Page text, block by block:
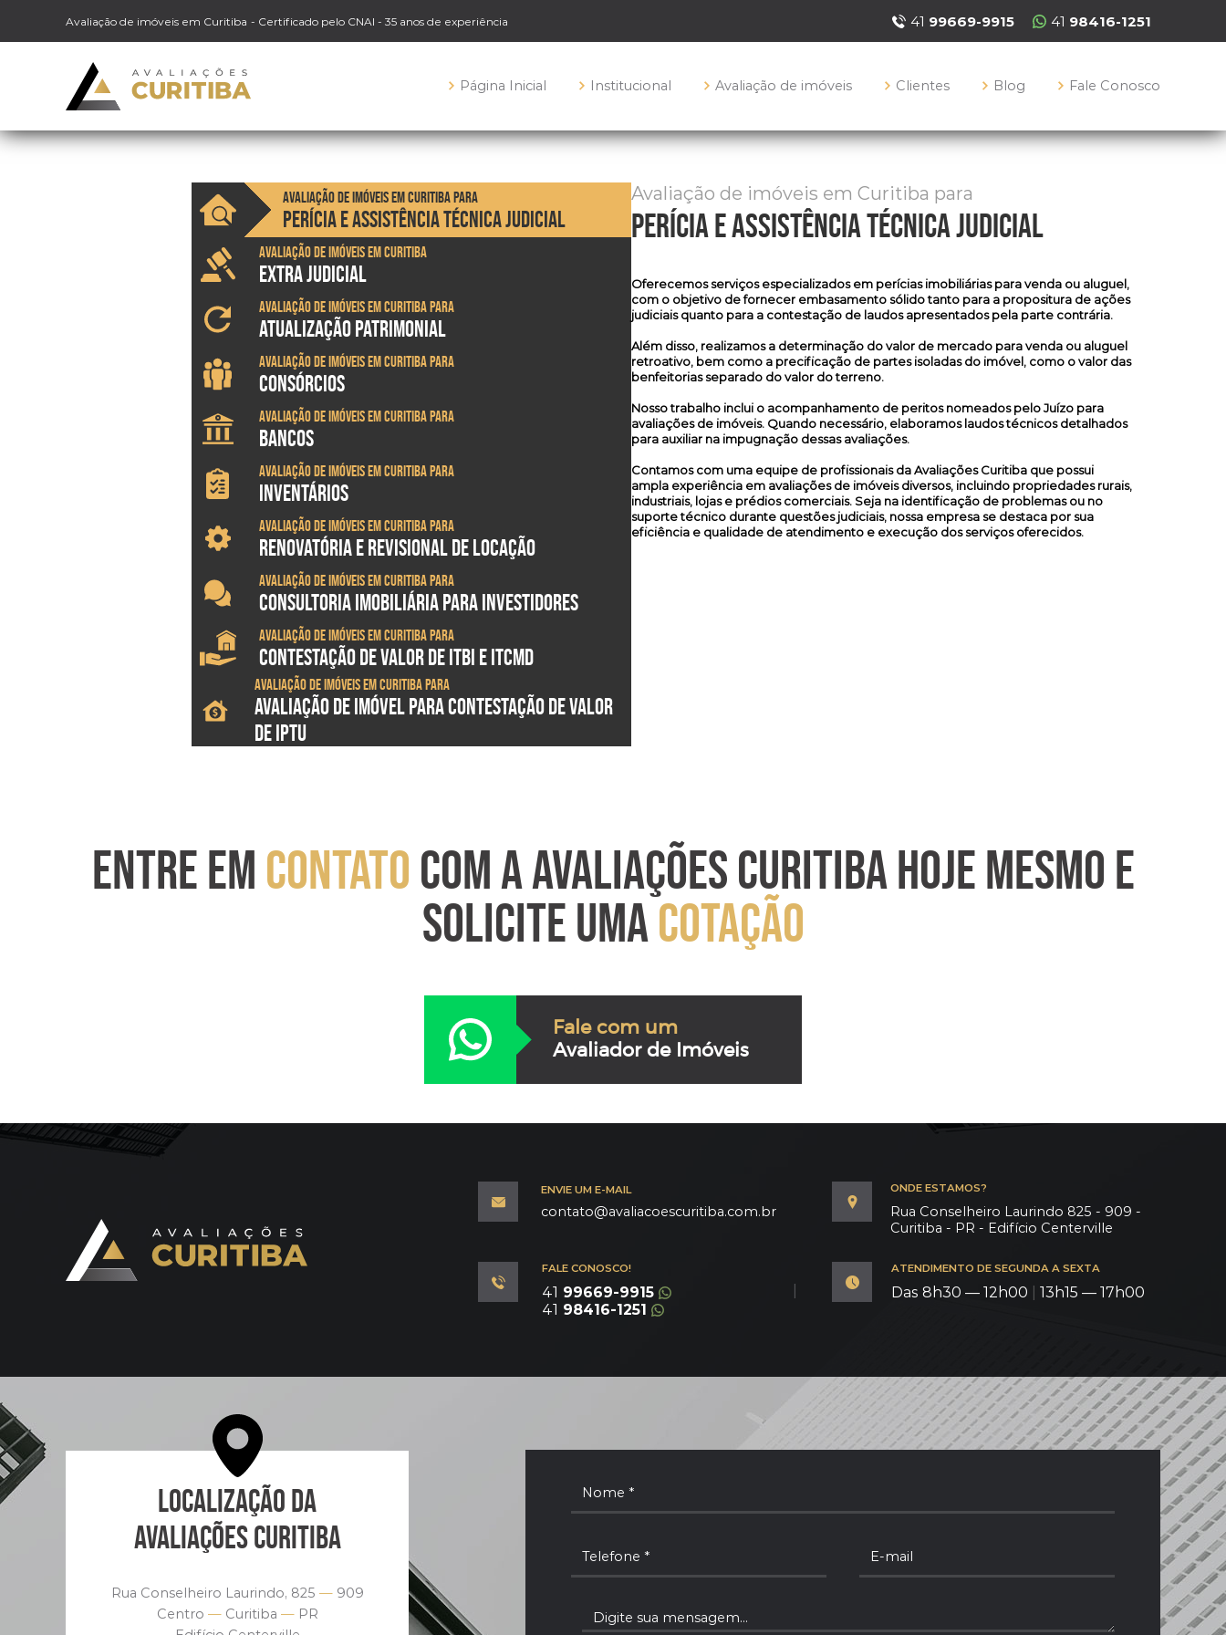
Avaliação de imóveis em Curitiba - Certificado pelo CNAI - 35 anos de experiência 41 99669-9915 41 98416-1251
Página Inicial Institucional Avaliação de imóveis Clientes Blog Fale Conosco
Avaliação de imóveis em Curitiba para
PERÍCIA E ASSISTÊNCIA TÉCNICA JUDICIAL
Avaliação de imóveis em Curitiba
EXTRA JUDICIAL
Avaliação de imóveis em Curitiba para
ATUALIZAÇÃO PATRIMONIAL
Avaliação de imóveis em Curitiba para
CONSÓRCIOS
Avaliação de imóveis em Curitiba para
BANCOS
Avaliação de imóveis em Curitiba para
INVENTÁRIOS
Avaliação de imóveis em Curitiba para
RENOVATÓRIA E REVISIONAL DE LOCAÇÃO
Avaliação de imóveis em Curitiba para
CONSULTORIA IMOBILIÁRIA PARA INVESTIDORES
Avaliação de imóveis em Curitiba para
CONTESTAÇÃO DE VALOR DE ITBI E ITCMD
Avaliação de imóveis em Curitiba para
AVALIAÇÃO DE IMÓVEL PARA CONTESTAÇÃO DE VALOR
DE IPTU
Avaliação de imóveis em Curitiba para
perícia e assistência técnica judicial
Oferecemos serviços especializados em perícias imobiliárias para venda ou aluguel,
com o objetivo de fornecer embasamento sólido tanto para a propositura de ações
judiciais quanto para a contestação de laudos apresentados pela parte contrária.
Além disso, realizamos a determinação do valor de mercado para venda ou aluguel
retroativo, bem como a precificação de partes isoladas do imóvel, como o valor das
benfeitorias separado do valor do terreno.
Nosso trabalho inclui o acompanhamento de peritos nomeados pelo Juízo para
avaliações de imóveis. Quando necessário, elaboramos laudos técnicos detalhados
para auxiliar na impugnação dessas avaliações.
Contamos com uma equipe de profissionais da Avaliações Curitiba que possui
ampla experiência em avaliações de imóveis diversos, incluindo propriedades rurais,
industriais, lojas e prédios comerciais. Seja na identificação de problemas ou no
suporte técnico durante questões judiciais, nossa empresa se destaca por sua
eficiência e qualidade de atendimento e execução dos serviços oferecidos.
ENTRE EM CONTATO COM A AVALIAÇÕES CURITIBA HOJE MESMO E
SOLICITE UMACOTAÇÃO
Fale com um
Avaliador de Imóveis
ENVIE UM E-MAIL
contato@avaliacoescuritiba.com.br
ONDE ESTAMOS?
Rua Conselheiro Laurindo 825 - 909 -
Curitiba - PR - Edifício Centerville
FALE CONOSCO!
41 99669-9915
41 98416-1251
ATENDIMENTO DE SEGUNDA A SEXTA
Das 8h30 — 12h00 13h15 — 17h00
LOCALIZAÇÃO DA
AVALIAÇÕES CURITIBA
Rua Conselheiro Laurindo, 825 —909
Centro —Curitiba —PR